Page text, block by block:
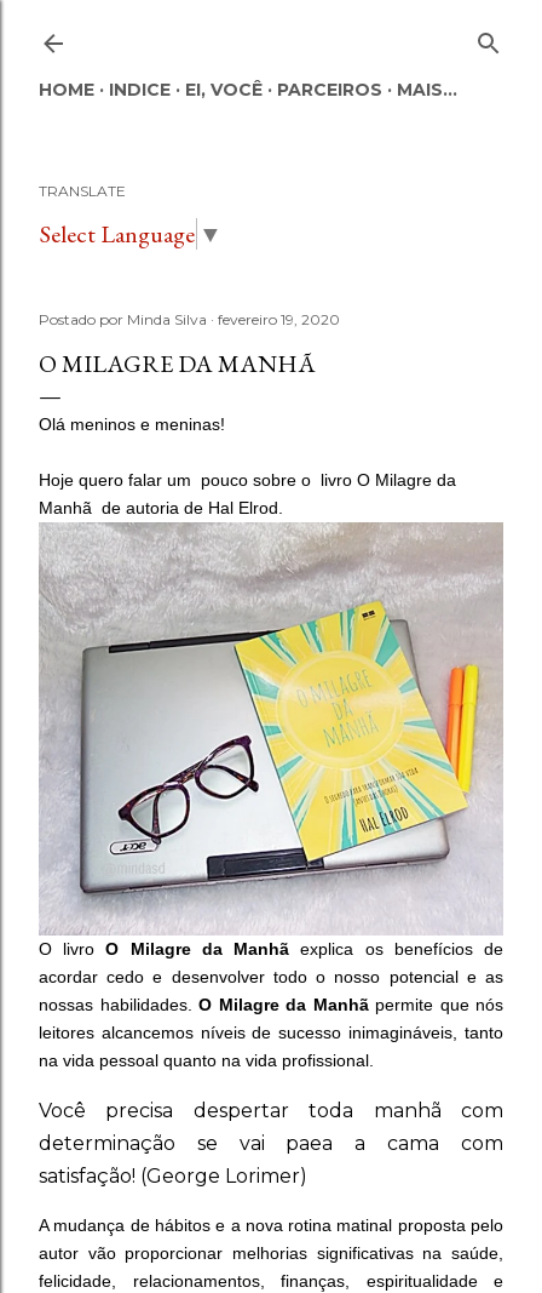
HOME INDICE EI, VOCÊ PARCEIROS MAIS…
TRANSLATE
Select Language ▼
Postado por Minda Silva fevereiro 19, 2020
O MILAGRE DA MANHÃ
Olá meninos e meninas!
Hoje quero falar um pouco sobre o livro O Milagre da
Manhã de autoria de Hal Elrod.
O livroO Milagre da Manhã explica os benefícios de
acordar cedo e desenvolver todo o nosso potencial e as
nossas habilidades. O Milagre da Manhã permite que nós
leitores alcancemos níveis de sucesso inimagináveis, tanto
na vida pessoal quanto na vida profissional.
Você precisa despertar toda manhã com
determinação se vai paea a cama com
satisfação! (George Lorimer)
A mudança de hábitos e a nova rotina matinal proposta pelo
autor vão proporcionar melhorias significativas na saúde,
felicidade, relacionamentos, finanças, espiritualidade e